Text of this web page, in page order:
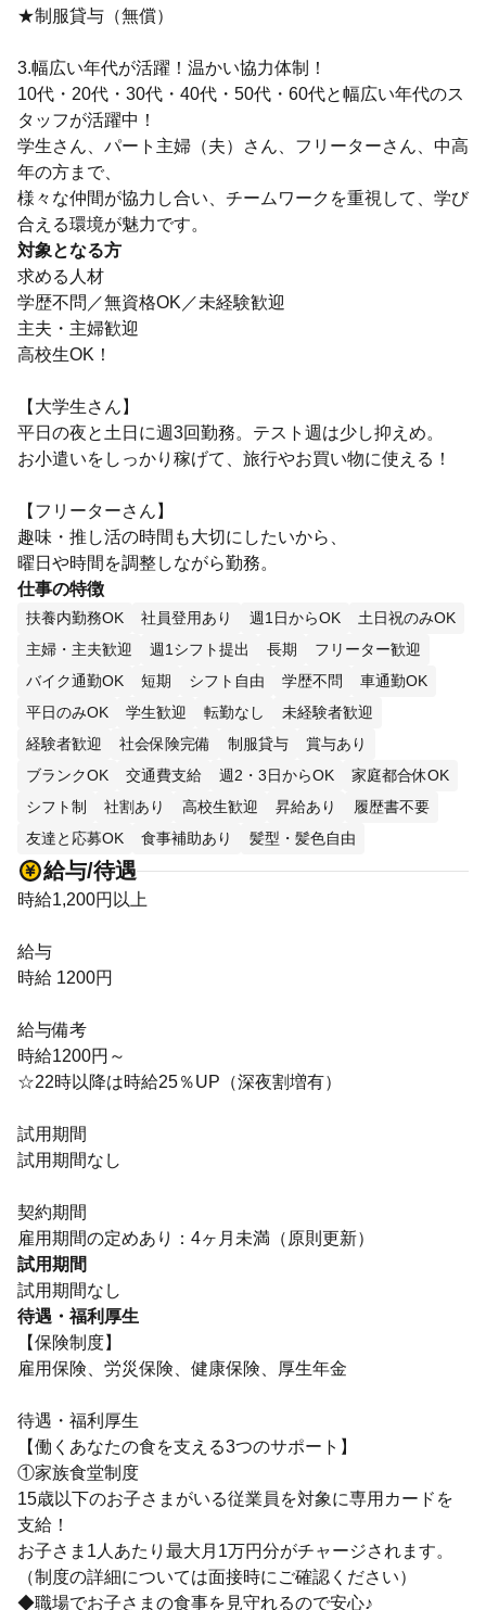
★制服貸与（無償）
3.幅広い年代が活躍！温かい協力体制！
10代・20代・30代・40代・50代・60代と幅広い年代のス
タッフが活躍中！
学生さん、パート主婦（夫）さん、フリーターさん、中高
年の方まで、
様々な仲間が協力し合い、チームワークを重視して、学び
合える環境が魅力です。
対象となる方
求める人材
学歴不問／無資格OK／未経験歓迎
主夫・主婦歓迎
高校生OK！
【大学生さん】
平日の夜と土日に週3回勤務。テスト週は少し抑えめ。
お小遣いをしっかり稼げて、旅行やお買い物に使える！
【フリーターさん】
趣味・推し活の時間も大切にしたいから、
曜日や時間を調整しながら勤務。
仕事の特徴
扶養内勤務OK 社員登用あり 週1日からOK
土日祝のみOK
主婦・主夫歓迎
週1シフト提出 長期
フリーター歓迎
バイク通勤OK
短期 シフト自由 学歴不問
車通勤OK
平日のみOK
学生歓迎 転勤なし
未経験者歓迎
経験者歓迎
社会保険完備 制服貸与
賞与あり
ブランクOK
交通費支給 週2・3日からOK
家庭都合休OK
シフト制
社割あり 高校生歓迎 昇給あり
履歴書不要
友達と応募OK
食事補助あり 髪型・髪色自由
給与/待遇
時給1,200円以上
給与
時給 1200円
給与備考
時給1200円～
☆22時以降は時給25％UP（深夜割増有）
試用期間
試用期間なし
契約期間
雇用期間の定めあり：4ヶ月未満（原則更新）
試用期間
試用期間なし
待遇・福利厚生
【保険制度】
雇用保険、労災保険、健康保険、厚生年金
待遇・福利厚生
【働くあなたの食を支える3つのサポート】
①家族食堂制度
15歳以下のお子さまがいる従業員を対象に専用カードを
支給！
お子さま1人あたり最大月1万円分がチャージされます。
（制度の詳細については面接時にご確認ください）
◆職場でお子さまの食事を見守れるので安心♪